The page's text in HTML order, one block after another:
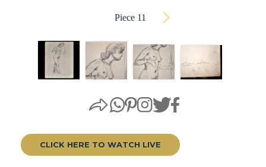
Piece 11
CLICK HERE TO WATCH LIVE